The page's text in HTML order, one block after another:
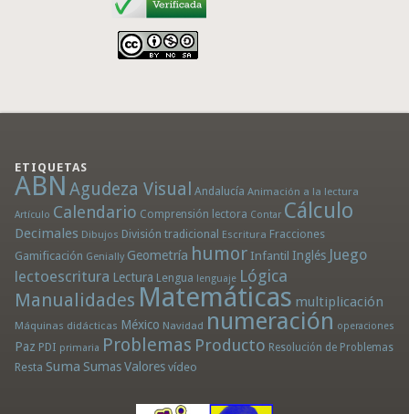
ETIQUETAS
ABN Agudeza Visual Andalucía Animación a la lectura
Artículo Calendario Comprensión lectora Contar Cálculo
Decimales Dibujos División tradicional Escritura Fracciones
Gamificación Genially Geometría humor Infantil Inglés Juego
lectoescritura Lectura Lengua lenguaje Lógica
Manualidades Matemáticas multiplicación
Máquinas didácticas México Navidad numeración operaciones
Paz PDI primaria Problemas Producto Resolución de Problemas
Resta Suma Sumas Valores vídeo